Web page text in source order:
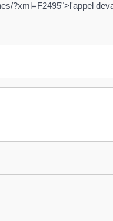
?xml=F2495">l'appel